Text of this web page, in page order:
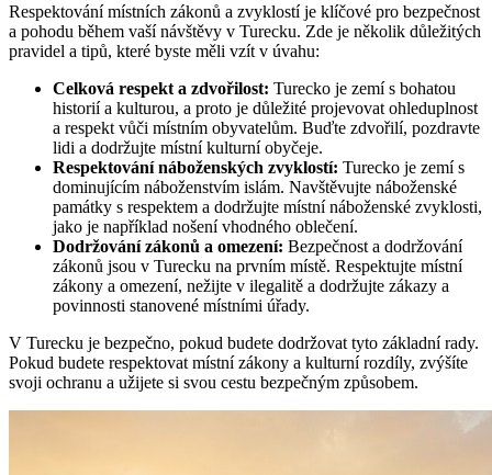
Respektování místních zákonů a zvyklostí je klíčové pro bezpečnost
a pohodu během vaší návštěvy v Turecku. Zde je několik důležitých
pravidel a tipů, které byste měli vzít v úvahu:
Celková respekt a zdvořilost: Turecko je zemí s bohatou
historií a kulturou, a proto je důležité projevovat ohleduplnost
a respekt vůči místním obyvatelům. Buďte zdvořilí, pozdravte
lidi a dodržujte místní kulturní obyčeje.
Respektování náboženských zvyklostí: Turecko je zemí s
dominujícím náboženstvím islám. Navštěvujte náboženské
památky s respektem a dodržujte místní náboženské zvyklosti,
jako je například nošení vhodného oblečení.
Dodržování zákonů a omezení: Bezpečnost a dodržování
zákonů jsou v Turecku na prvním místě. Respektujte místní
zákony a omezení, nežijte v ilegalitě a dodržujte zákazy a
povinnosti stanovené místními úřady.
V Turecku je bezpečno, pokud budete dodržovat tyto základní rady.
Pokud budete respektovat místní zákony a kulturní rozdíly, zvýšíte
svoji ochranu a užijete si svou cestu bezpečným způsobem.